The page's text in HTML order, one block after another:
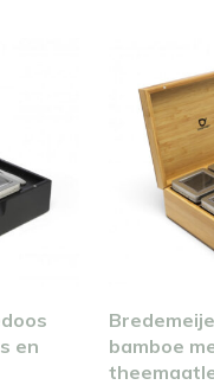
en
bamboe